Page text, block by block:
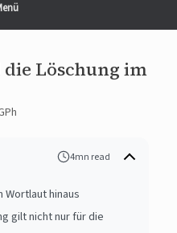
Löschung im
4mn read
hinaus
gilt nicht nur für die